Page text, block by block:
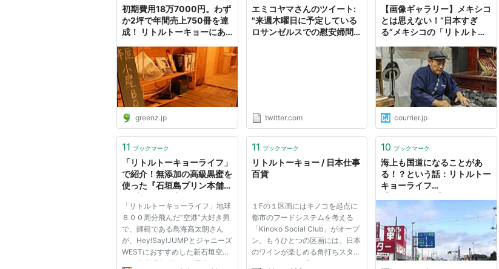
初期費用18万7000円。わず
か2坪で年間売上750冊を達
成！ リトルトーキョーにあ
BOOKS」が実践した、狭小
スペースの小商い
greenz.jp
エミコヤマさんのツイート:
"来週木曜日に予定している
ロサンゼルスでの慰安婦問題
アートスペースArt Share
L.A.です。お間違えないよう
に。…
https://t.co/FftCGZ44lZ"
twitter.com
【画像ギャラリー】メキシコ
とは思えない！“日本すぎ
る”メキシコの「リトルトー
courrier.jp
11 ブックマーク
「リトルトーキョーライフ」
で紹介！無添加の高級黒蜜を
使った『石垣島プリン本舗の
うものはどうですか
「リトルトーキョーライフ」地球
８００周分飛んだ“空港”大好き男
で、師範である鳥海高太朗さん
が、Hey!Say!JUMPとジャニーズ
WESTにおすすめした新石垣空港
のお土産『島プリン（黒蜜）』
11 ブックマーク
リトルトーキョー / 日本仕事
百貨
１Fの１区画にはキノコを起点に
都市のフードシステムを考える
「Kinoko Social Club」がオープ
ン。もうひとつの区画には、日本
のワインが楽しめる角打ちスタン
ド・レストラン「FOUR
10 ブックマーク
海上も国道になることがあ
る！？という話：リトルトー
キョーライフ